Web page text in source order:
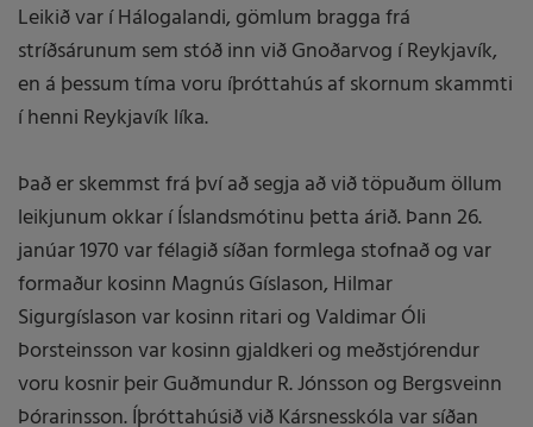
Leikið var í Hálogalandi, gömlum bragga frá
stríðsárunum sem stóð inn við Gnoðarvog í Reykjavík,
en á þessum tíma voru íþróttahús af skornum skammti
í henni Reykjavík líka.
Það er skemmst frá því að segja að við töpuðum öllum
leikjunum okkar í Íslandsmótinu þetta árið. Þann 26.
janúar 1970 var félagið síðan formlega stofnað og var
formaður kosinn Magnús Gíslason, Hilmar
Sigurgíslason var kosinn ritari og Valdimar Óli
Þorsteinsson var kosinn gjaldkeri og meðstjórendur
voru kosnir þeir Guðmundur R. Jónsson og Bergsveinn
Þórarinsson. Íþróttahúsið við Kársnesskóla var síðan